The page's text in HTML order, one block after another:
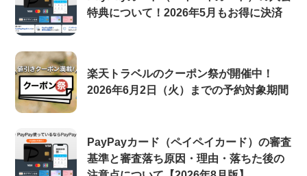
特典について！2026年5月もお得に決済
楽天トラベルのクーポン祭が開催中！
2026年6月2日（火）までの予約対象期間
PayPayカード（ペイペイカード）の審査
基準と審査落ち原因・理由・落ちた後の